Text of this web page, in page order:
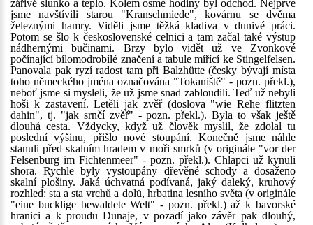
zářivé slunko a teplo. Kolem osmé hodiny byl odchod. Nejprve
jsme navštívili starou "Kranschmiede", kovárnu se dvěma
železnými hamry. Viděli jsme těžká kladiva v dunivé práci.
Potom se šlo k československé celnici a tam začal také výstup
nádhernými bučinami. Brzy bylo vidět už ve Zvonkové
počínající bílomodrobílé značení a tabule mířící ke Stingelfelsen.
Panovala pak ryzí radost tam při Balzhütte (česky bývají místa
toho německého jména označována "Tokaniště" - pozn. překl.),
neboť jsme si mysleli, že už jsme snad zabloudili. Teď už nebyli
hoši k zastavení. Letěli jak zvěř (doslova "wie Rehe flitzten
dahin", tj. "jak srnčí zvěř" - pozn. překl.). Byla to však ještě
dlouhá cesta. Vždycky, když už člověk myslil, že zdolal tu
poslední výšinu, přišlo nové stoupání. Konečně jsme náhle
stanuli před skalním hradem v moři smrků (v originále "vor der
Felsenburg im Fichtenmeer" - pozn. překl.). Chlapci už kynuli
shora. Rychle byly vystoupány dřevěné schody a dosaženo
skalní plošiny. Jaká úchvatná podívaná, jaký daleký, kruhový
rozhled: sta a sta vrchů a dolů, hrbatina lesního světa (v originále
"eine bucklige bewaldete Welt" - pozn. překl.) až k bavorské
hranici a k proudu Dunaje, v pozadí jako závěr pak dlouhý,